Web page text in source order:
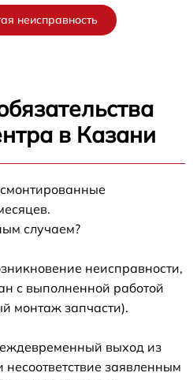
неисправность
в Казани
случаем?
неисправности,
с выполненной работой
монтаж запчасти).
выход из
несоответствие заявленным